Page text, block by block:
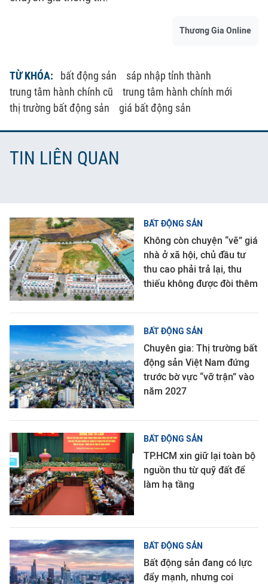
Thương Gia Online
TỪ KHÓA: bất động sản
sáp nhập tỉnh thành
trung tâm hành chính cũ
trung tâm hành chính mới
thị trường bất động sản
giá bất động sản
TIN LIÊN QUAN
BẤT ĐỘNG SẢN
Không còn chuyện “vẽ” giá
nhà ở xã hội, chủ đầu tư
thu cao phải trả lại, thu
thiếu không được đòi thêm
BẤT ĐỘNG SẢN
Chuyên gia: Thị trường bất
động sản Việt Nam đứng
trước bờ vực “vỡ trận” vào
năm 2027
BẤT ĐỘNG SẢN
TP.HCM xin giữ lại toàn bộ
nguồn thu từ quỹ đất để
làm hạ tầng
BẤT ĐỘNG SẢN
Bất động sản đang có lực
đẩy mạnh, nhưng coi